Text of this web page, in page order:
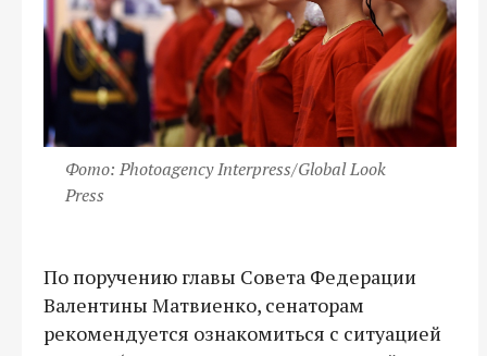
Фото: Photoagency Interpress/Global Look
Press
По поручению главы Совета Федерации
Валентины Матвиенко, сенаторам
рекомендуется ознакомиться с ситуацией